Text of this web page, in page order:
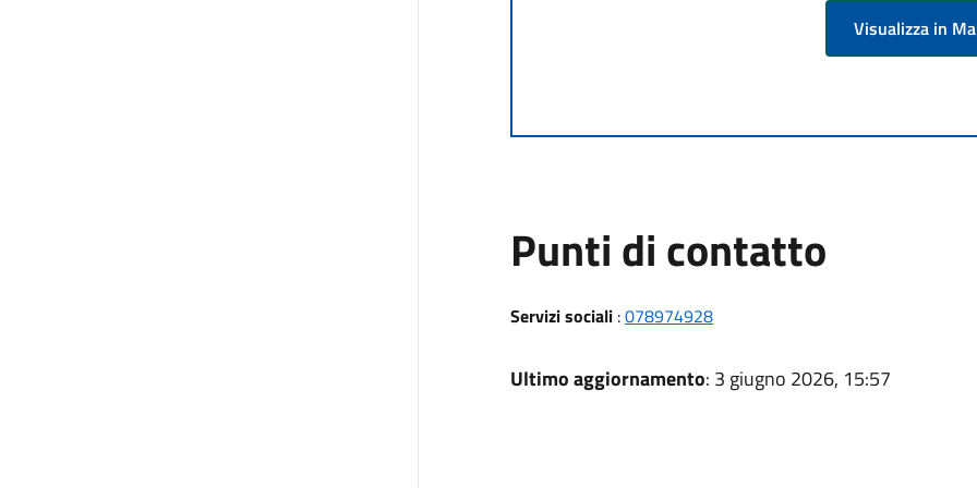
Visualizza in
Punti di contatto
Servizi sociali :078974928
Ultimo aggiornamento: 3 giugno 2026, 15:57